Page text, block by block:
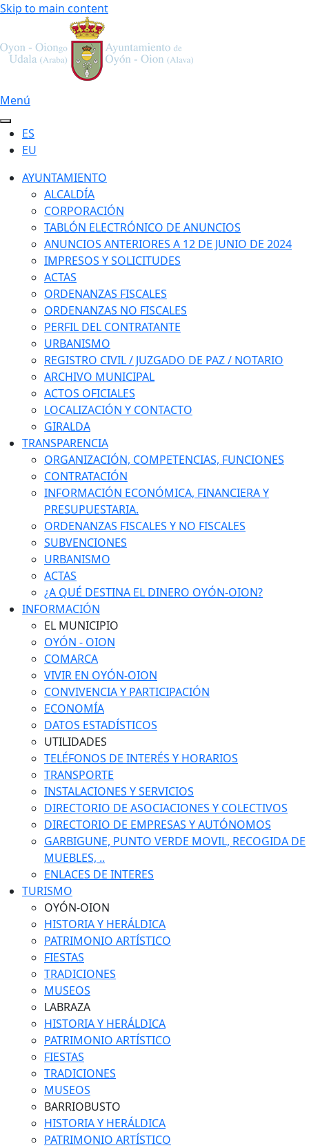
Skip to main content
Menú
ES
EU
AYUNTAMIENTO
ALCALDÍA
CORPORACIÓN
TABLÓN ELECTRÓNICO DE ANUNCIOS
ANUNCIOS ANTERIORES A 12 DE JUNIO DE 2024
IMPRESOS Y SOLICITUDES
ACTAS
ORDENANZAS FISCALES
ORDENANZAS NO FISCALES
PERFIL DEL CONTRATANTE
URBANISMO
REGISTRO CIVIL / JUZGADO DE PAZ / NOTARIO
ARCHIVO MUNICIPAL
ACTOS OFICIALES
LOCALIZACIÓN Y CONTACTO
GIRALDA
TRANSPARENCIA
ORGANIZACIÓN, COMPETENCIAS, FUNCIONES
CONTRATACIÓN
INFORMACIÓN ECONÓMICA, FINANCIERA Y
PRESUPUESTARIA.
ORDENANZAS FISCALES Y NO FISCALES
SUBVENCIONES
URBANISMO
ACTAS
¿A QUÉ DESTINA EL DINERO OYÓN-OION?
INFORMACIÓN
EL MUNICIPIO
OYÓN - OION
COMARCA
VIVIR EN OYÓN-OION
CONVIVENCIA Y PARTICIPACIÓN
ECONOMÍA
DATOS ESTADÍSTICOS
UTILIDADES
TELÉFONOS DE INTERÉS Y HORARIOS
TRANSPORTE
INSTALACIONES Y SERVICIOS
DIRECTORIO DE ASOCIACIONES Y COLECTIVOS
DIRECTORIO DE EMPRESAS Y AUTÓNOMOS
GARBIGUNE, PUNTO VERDE MOVIL, RECOGIDA DE
MUEBLES, ..
ENLACES DE INTERES
TURISMO
OYÓN-OION
HISTORIA Y HERÁLDICA
PATRIMONIO ARTÍSTICO
FIESTAS
TRADICIONES
MUSEOS
LABRAZA
HISTORIA Y HERÁLDICA
PATRIMONIO ARTÍSTICO
FIESTAS
TRADICIONES
MUSEOS
BARRIOBUSTO
HISTORIA Y HERÁLDICA
PATRIMONIO ARTÍSTICO